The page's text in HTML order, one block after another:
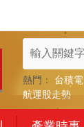
熱門： 台積電
航運股走勢